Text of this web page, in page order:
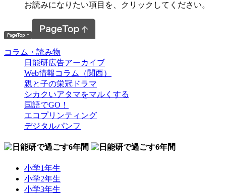
お読みになりたい項目を、クリックしてください。
コラム・読み物
日能研広告アーカイブ
Web情報コラム（関西）
親と子の栄冠ドラマ
シカクいアタマをマルくする
国語でGO！
エコプリンティング
デジタルパンフ
小学1年生
小学2年生
小学3年生